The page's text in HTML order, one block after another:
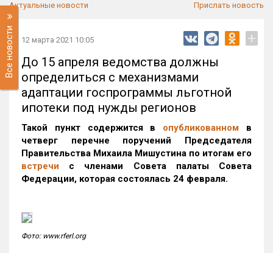
Актуальные новости Прислать новость
Все новости 12 марта 2021 10:05 +
До 15 апреля ведомства должны
определиться с механизмами
адаптации госпрограммы льготной
ипотеки под нужды регионов
Такой пункт содержится в опубликованном в
четверг перечне поручений Председателя
Правительства Михаила Мишустина по итогам его
встречи с членами Совета палаты Совета
Федерации, которая состоялась 24 февраля.
Фото: www.rferl.org